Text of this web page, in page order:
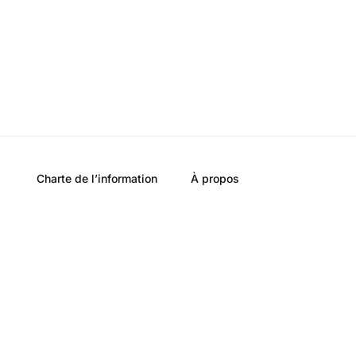
Charte de l’information À propos